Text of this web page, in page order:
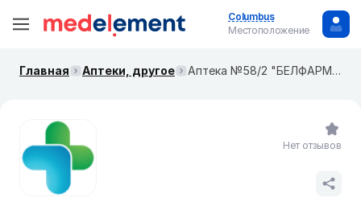
Columbus
Местоположение
Главная Аптеки, другое Аптека №58/2 "БЕЛФАРМАЦИЯ"
Нет отзывов